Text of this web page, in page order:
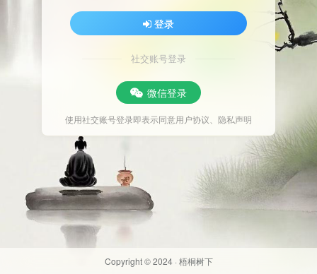
登录
社交账号登录
微信登录
使用社交账号登录即表示同意用户协议 隐私声明
Copyright © 2024 · 梧桐树下